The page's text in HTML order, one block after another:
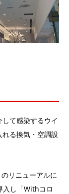
て感染するウイ
る換気・空調設
リニューアルに
入し「Withコロ